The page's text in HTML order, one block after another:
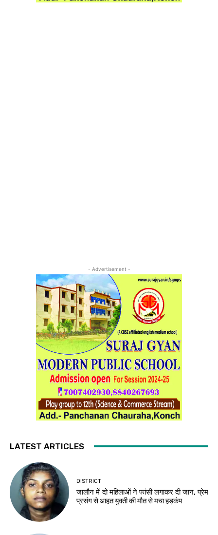
- Advertisement -
LATEST ARTICLES
DISTRICT
जालौन में दो महिलाओं ने फांसी लगाकर दी जान, प्रेम
प्रसंग से आहत युवती की मौत से मचा हड़कंप